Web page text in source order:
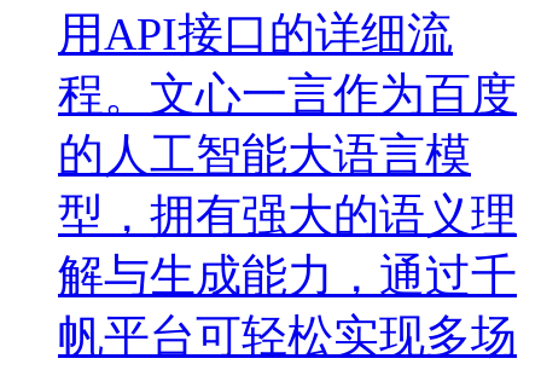
用API接口的详细流
程。文心一言作为百度
的人工智能大语言模
型，拥有强大的语义理
解与生成能力，通过千
帆平台可轻松实现多场